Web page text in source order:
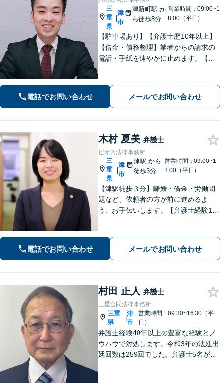
三
重
県
|
津
市
津新町駅 か
ら徒歩8分
営業時間：09:00~1
8:00（平日）
【駐車場あり】【弁護士歴10年以上】
【借金・債務整理】業者からの請求の
電話・手紙を速やかに止めます。【交
ます。【分割払い利用可】【当日・夜
間の面談可】【完全個室で対応】
電話でお問い合わせ メールでお問い合わせ
木村 夏美 弁護士
ビオス法律事務所
三
重
県
|
津
市
津駅から
徒歩3分
営業時間：09:00~1
8:00（平日）
【津駅徒歩３分】離婚・借金・労働問
題など、依頼者の方が前に進めるよ
う、お手伝いします。【弁護士経験10
にご相談ください。
電話でお問い合わせ メールでお問い合わせ
村田 正人 弁護士
三重合同法律事務所
三重
県
|
津
市
営業時間：09:30~16:30（平
日）
弁護士経験40年以上の豊富な経験とノ
ウハウで対処します。令和3年の法廷出
廷回数は259回でした。弁護士5名が過